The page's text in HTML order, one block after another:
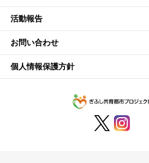
活動報告
お問い合わせ
個人情報保護方針